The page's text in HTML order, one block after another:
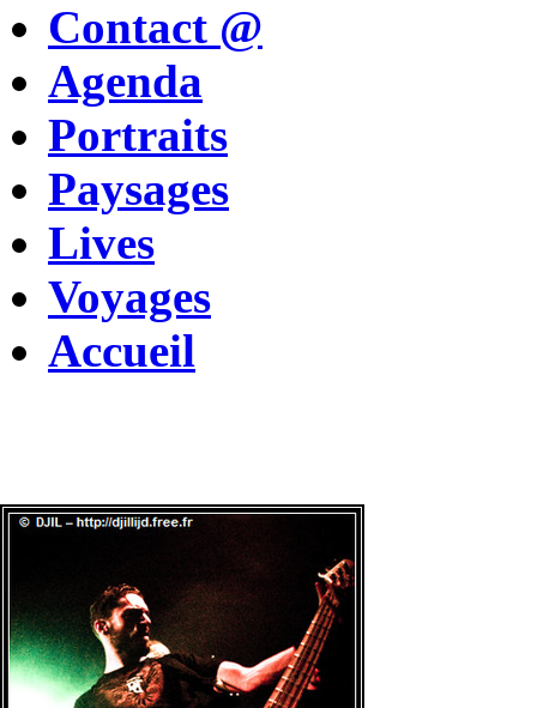
Contact @
Agenda
Portraits
Paysages
Lives
Voyages
Accueil